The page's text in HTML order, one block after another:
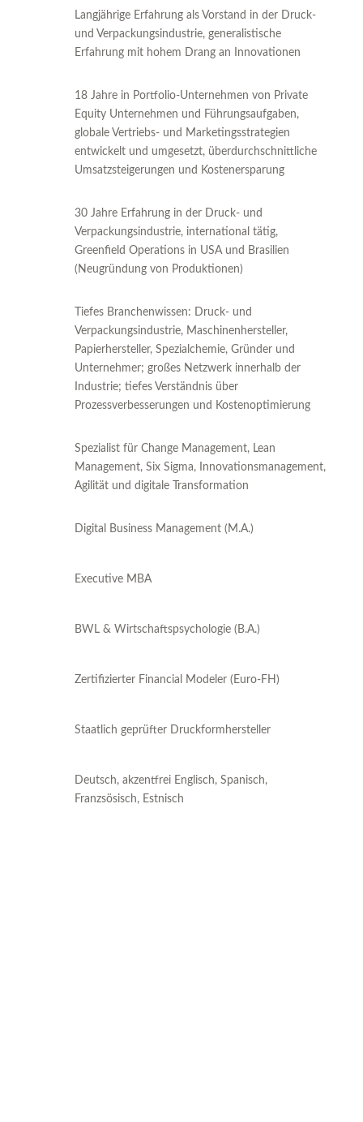
Langjährige Erfahrung als Vorstand in der Druck-
und Verpackungsindustrie, generalistische
Erfahrung mit hohem Drang an Innovationen
18 Jahre in Portfolio-Unternehmen von Private
Equity Unternehmen und Führungsaufgaben,
globale Vertriebs- und Marketingsstrategien
entwickelt und umgesetzt, überdurchschnittliche
Umsatzsteigerungen und Kostenersparung
30 Jahre Erfahrung in der Druck- und
Verpackungsindustrie, international tätig,
Greenfield Operations in USA und Brasilien
(Neugründung von Produktionen)
Tiefes Branchenwissen: Druck- und
Verpackungsindustrie, Maschinenhersteller,
Papierhersteller, Spezialchemie, Gründer und
Unternehmer; großes Netzwerk innerhalb der
Industrie; tiefes Verständnis über
Prozessverbesserungen und Kostenoptimierung
Spezialist für Change Management, Lean
Management, Six Sigma, Innovationsmanagement,
Agilität und digitale Transformation
Digital Business Management (M.A.)
Executive MBA
BWL & Wirtschaftspsychologie (B.A.)
Zertifizierter Financial Modeler (Euro-FH)
Staatlich geprüfter Druckformhersteller
Deutsch, akzentfrei Englisch, Spanisch,
Franzsösisch, Estnisch